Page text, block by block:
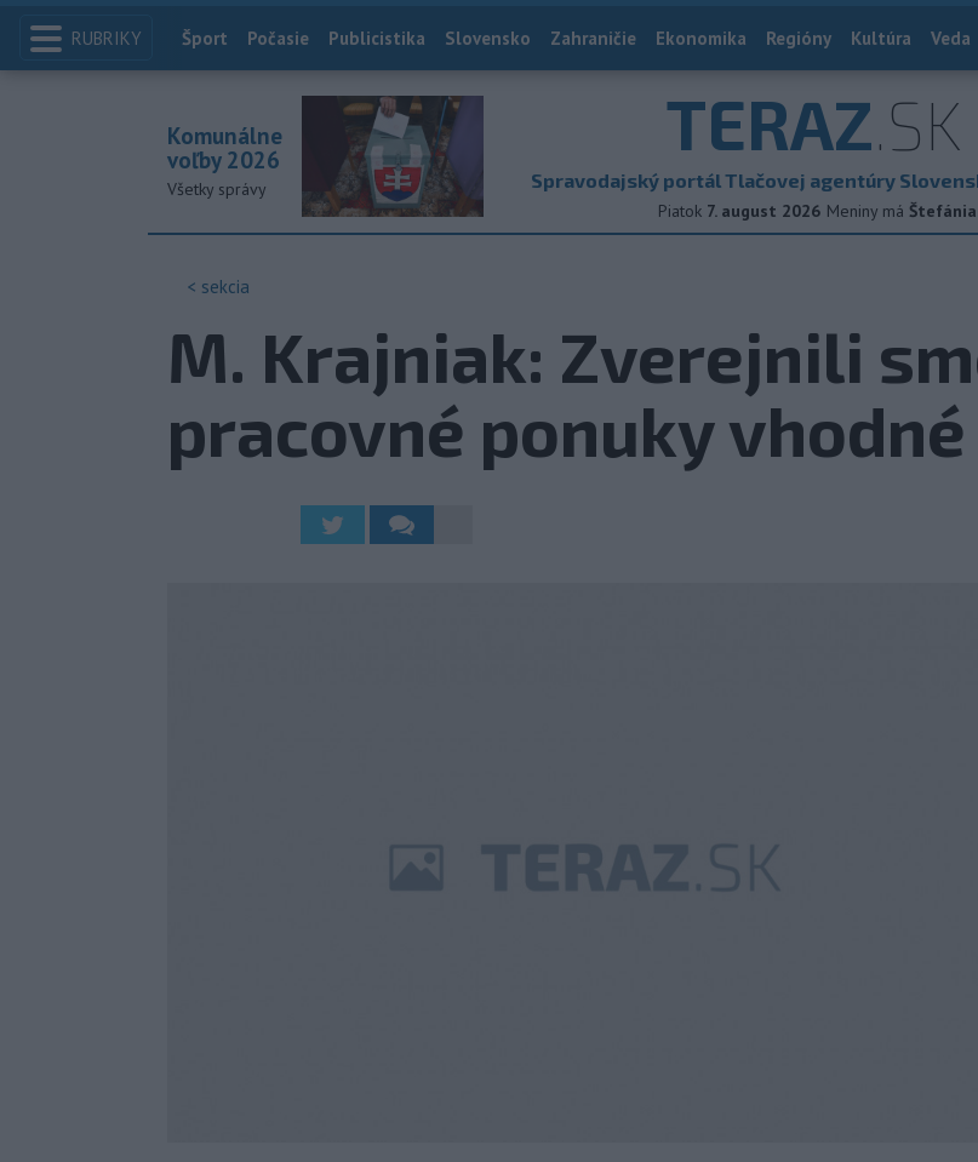
RUBRIKY Index
Šport Počasie Publicistika Slovensko Zahraničie Ekonomika Regióny Kultúra Veda
TERAZ.SK
Spravodajský portál Tlačovej agentúry
Piatok 7. august 2026 Meniny má Štefánia
Komunálne
voľby 2026
Všetky správy
< sekcia
M. Krajniak: Zverejnili
pracovné ponuky